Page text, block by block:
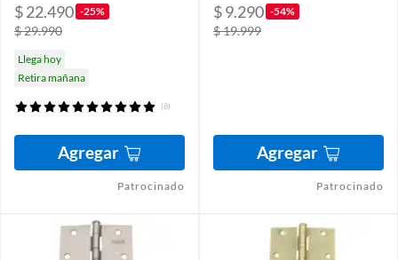
$ 22.490 -25%
$ 29.990
Llega hoy
Retira mañana
(8)
Agregar
Patrocinado
$ 9.290 -54%
$ 19.999
Agregar
Patrocinado